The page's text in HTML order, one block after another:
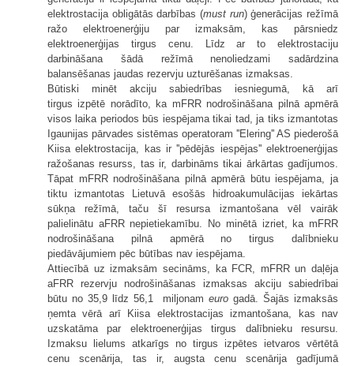
elektrostacija obligātās darbības (must run) ģenerācijas režīmā
ražo elektroenerģiju par izmaksām, kas pārsniedz
elektroenerģijas tirgus cenu. Līdz ar to elektrostaciju
darbināšana šādā režīmā nenoliedzami sadārdzina
balansēšanas jaudas rezervju uzturēšanas izmaksas.
Būtiski minēt akciju sabiedrības iesniegumā, kā arī
tirgus izpētē norādīto, ka mFRR nodrošināšana pilnā apmērā
visos laika periodos būs iespējama tikai tad, ja tiks izmantotas
Igaunijas pārvades sistēmas operatoram ''Elering'' AS piederošā
Kiisa elektrostacija, kas ir ''pēdējās iespējas'' elektroenerģijas
ražošanas resurss, tas ir, darbināms tikai ārkārtas gadījumos.
Tāpat mFRR nodrošināšana pilnā apmērā būtu iespējama, ja
tiktu izmantotas Lietuvā esošās hidroakumulācijas iekārtas
sūkņa režīmā, taču šī resursa izmantošana vēl vairāk
palielinātu aFRR nepietiekamību. No minētā izriet, ka mFRR
nodrošināšana pilnā apmērā no tirgus dalībnieku
piedāvājumiem pēc būtības nav iespējama.
Attiecībā uz izmaksām secināms, ka FCR, mFRR un daļēja
aFRR rezervju nodrošināšanas izmaksas akciju sabiedrībai
būtu no 35,9 līdz 56,1 miljonam euro gadā. Šajās izmaksās
ņemta vērā arī Kiisa elektrostacijas izmantošana, kas nav
uzskatāma par elektroenerģijas tirgus dalībnieku resursu.
Izmaksu lielums atkarīgs no tirgus izpētes ietvaros vērtētā
cenu scenārija, tas ir, augsta cenu scenārija gadījumā